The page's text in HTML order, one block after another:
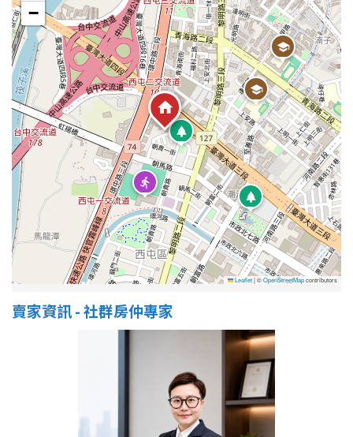
−
Leaflet|©OpenStreetMapcontributors
賣家資訊 - 社群房仲專家